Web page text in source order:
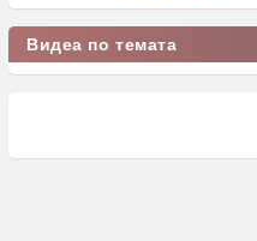
Видеа по темата